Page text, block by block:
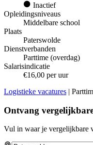
Inactief
Opleidingsniveaus
Middelbare school
Plaats
Paterswolde
Dienstverbanden
Parttime (overdag)
Salarisindicatie
€16,00 per uur
Logistieke vacatures |
Ontvang
Vul in waar je vergelijkbare